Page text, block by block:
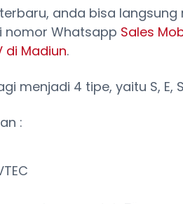
anda bisa
nomor Whatsapp Sales
di Madiun.
menjadi 4 tipe, yaitu S, E,
: